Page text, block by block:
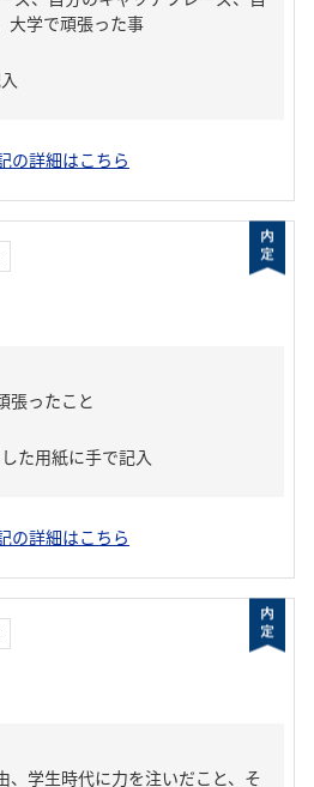
大学で頑張った事
の詳細はこちら
張ったこと
た用紙に手で記入
の詳細はこちら
、学生時代に力を注いだこと、そ